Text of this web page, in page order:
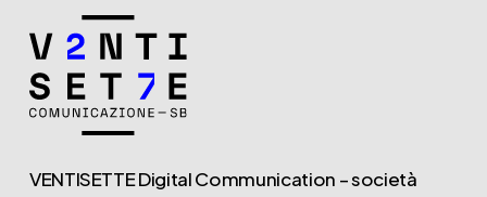
VENTISETTE Digital Communication – società